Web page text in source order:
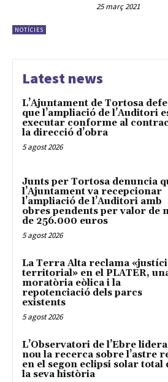
NOTÍCIES
25 març 2021
Latest news
L’Ajuntament de Tortosa
que l’ampliació de l’Auditori
executar conforme al
la direcció d’obra
5 agost 2026
Junts per Tortosa denuncia
l’Ajuntament va recepcionar
l’ampliació de l’Auditori amb
obres pendents per valor de
de 256.000 euros
5 agost 2026
La Terra Alta reclama
territorial» en el PLATER,
moratòria eòlica i la
repotenciació dels parcs
existents
5 agost 2026
L’Observatori de l’Ebre
nou la recerca sobre l’astre
en el segon eclipsi solar total
la seva història